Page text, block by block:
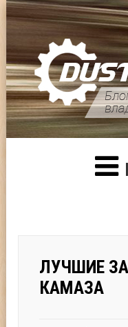
ЛУЧШИЕ
КАМАЗА